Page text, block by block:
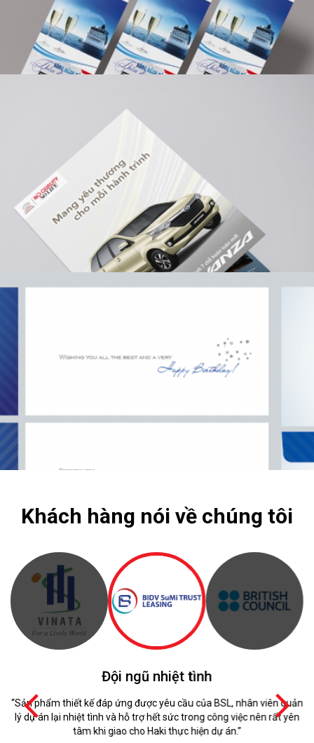
Khách hàng nói về chúng tôi
Đội ngũ nhiệt tình
“Sản phẩm thiết kế đáp ứng được yêu cầu của BSL, nhân viên quản
lý dự án lại nhiệt tình và hỗ trợ hết sức trong công việc nên rất yên
tâm khi giao cho Haki thực hiện dự án.”